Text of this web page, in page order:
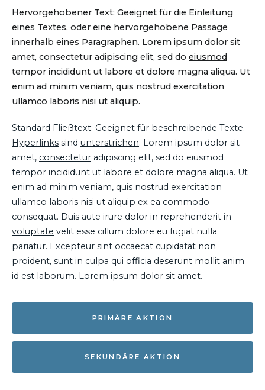
Hervorgehobener Text: Geeignet für die Einleitung
eines Textes, oder eine hervorgehobene Passage
innerhalb eines Paragraphen. Lorem ipsum dolor sit
amet, consectetur adipiscing elit, sed do eiusmod
tempor incididunt ut labore et dolore magna aliqua. Ut
enim ad minim veniam, quis nostrud exercitation
ullamco laboris nisi ut aliquip.
Standard Fließtext: Geeignet für beschreibende Texte.
Hyperlinks sind unterstrichen. Lorem ipsum dolor sit
amet, consectetur adipiscing elit, sed do eiusmod
tempor incididunt ut labore et dolore magna aliqua. Ut
enim ad minim veniam, quis nostrud exercitation
ullamco laboris nisi ut aliquip ex ea commodo
consequat. Duis aute irure dolor in reprehenderit in
voluptate velit esse cillum dolore eu fugiat nulla
pariatur. Excepteur sint occaecat cupidatat non
proident, sunt in culpa qui officia deserunt mollit anim
id est laborum. Lorem ipsum dolor sit amet.
PRIMÄRE AKTION
SEKUNDÄRE AKTION